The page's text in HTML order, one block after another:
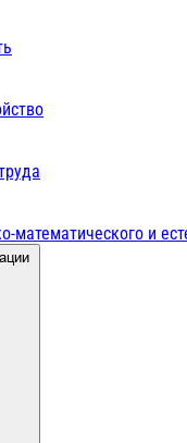
математического и